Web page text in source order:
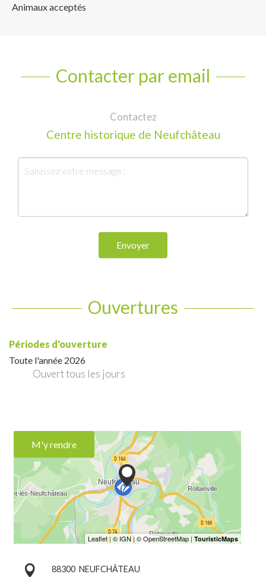
Animaux acceptés
Contacter par email
Contactez
Centre historique de Neufchâteau
Envoyer
Ouvertures
Périodes d'ouverture
Toute l'année 2026
Ouverttous les jours
M'y rendre
88300 NEUFCHÂTEAU